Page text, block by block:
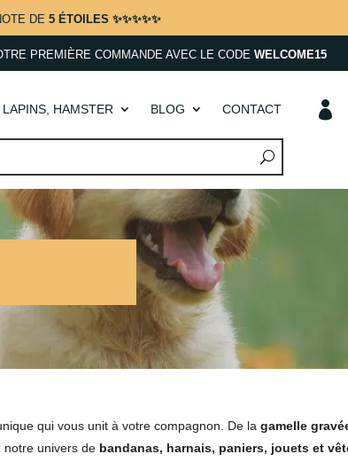
DE 5 ÉTOILES ✨✨✨✨✨
PREMIÈRE COMMANDE AVEC LE CODE WELCOME15
HAMSTER BLOG CONTACT 
qui vous unit à votre compagnon. De lagamelle
notre univers de bandanas, harnais, paniers, jouets et